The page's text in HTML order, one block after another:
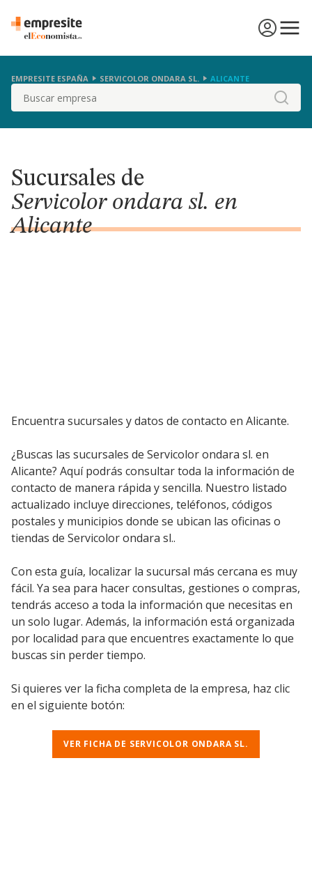
EMPRESITE ESPAÑA SERVICOLOR ONDARA SL. ALICANTE
Buscar
Sucursales de
Servicolor ondara sl. en
Alicante
Encuentra sucursales y datos de contacto en Alicante.
¿Buscas las sucursales de Servicolor ondara sl. en
Alicante? Aquí podrás consultar toda la información de
contacto de manera rápida y sencilla. Nuestro listado
actualizado incluye direcciones, teléfonos, códigos
postales y municipios donde se ubican las oficinas o
tiendas de Servicolor ondara sl..
Con esta guía, localizar la sucursal más cercana es muy
fácil. Ya sea para hacer consultas, gestiones o compras,
tendrás acceso a toda la información que necesitas en
un solo lugar. Además, la información está organizada
por localidad para que encuentres exactamente lo que
buscas sin perder tiempo.
Si quieres ver la ficha completa de la empresa, haz clic
en el siguiente botón:
VER FICHA DE SERVICOLOR ONDARA SL.